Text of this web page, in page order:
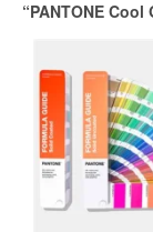
“PANTONE Cool